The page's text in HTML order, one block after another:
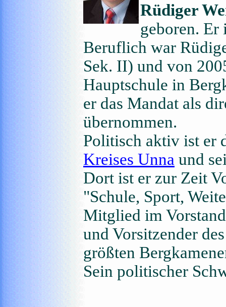
Rüdiger
geboren. Er
Beruflich war
Sek. II) und von
Hauptschule in
er das Mandat als
übernommen.
Politisch aktiv ist er
Kreises Unna und
Dort ist er zur Zeit
"Schule, Sport,
Mitglied im
und Vorsitzender
größten
Sein politischer